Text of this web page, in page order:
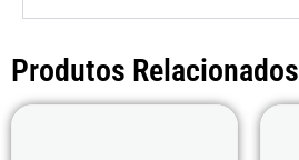
Produtos Relacionados